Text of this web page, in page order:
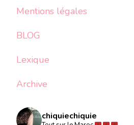
Mentions légales
BLOG
Lexique
Archive
chiquiechiquie